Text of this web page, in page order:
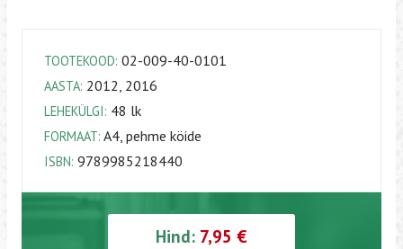
TOOTEKOOD: 02-009-40-0101
AASTA: 2012, 2016
LEHEKÜLGI: 48 lk
FORMAAT: A4, pehme köide
ISBN: 9789985218440
Hind: 7,95 €